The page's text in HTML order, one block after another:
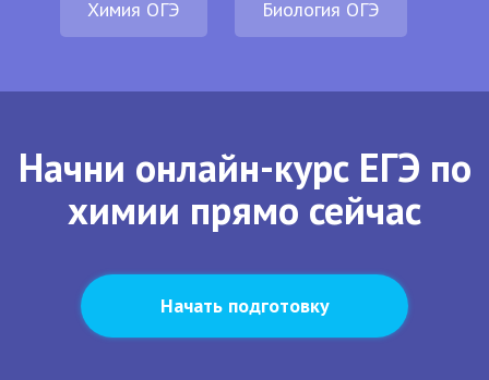
Химия ОГЭ Биология ОГЭ
Начни онлайн-курс ЕГЭ по
химии прямо сейчас
Начать подготовку